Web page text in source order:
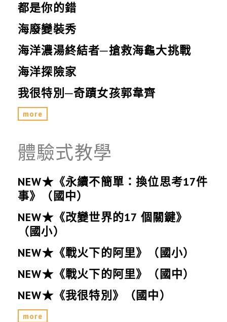
都是你的錯
海廢變裝秀
海洋濃湯終結者─搶救海龜大挑戰
海洋探險家
我很特別─奇蹟女孩郭韋齊
more
體驗式教學
NEW★《永續不簡單：換位思考17件
事》（國中）
NEW★《改變世界的17 個關鍵》
（國小）
NEW★《戰火下的阿里》（國小）
NEW★《戰火下的阿里》（國中）
NEW★《我很特別》（國中）
more